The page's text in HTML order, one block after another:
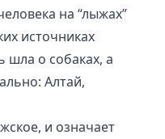
на “лыжах”
источниках
шла о собаках, а
Алтай,
и означает